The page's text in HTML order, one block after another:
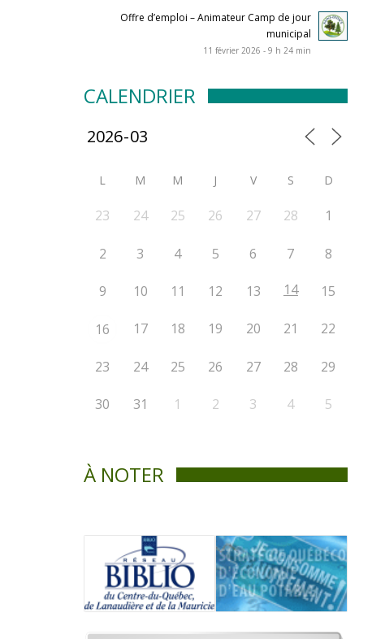
Offre d’emploi – Animateur Camp de jour
municipal
11 février 2026 - 9 h 24 min
CALENDRIER
L M M J V S D
23 24 25 26 27 28 1
2 3 4 5 6 7 8
9 10 11 12 13 14 15
16 17 18 19 20 21 22
23 24 25 26 27 28 29
30 31 1 2 3 4 5
À NOTER